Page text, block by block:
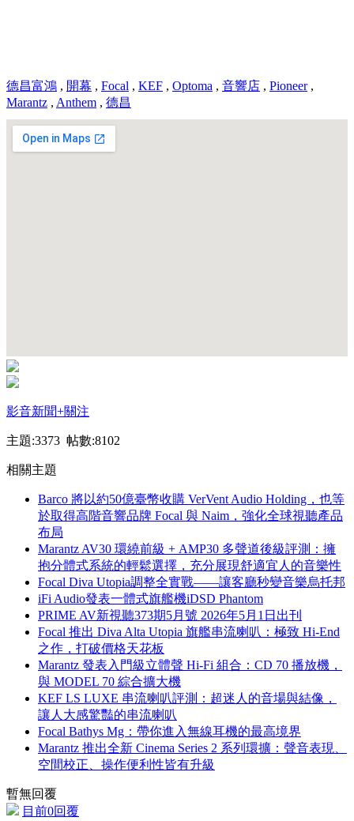
德昌富鴻 , 開幕 , Focal , KEF , Optoma , 音響店 , Pioneer,
Marantz , Anthem , 德昌
影音新聞+關注
主題:3373 帖數:8102
相關主題
Barco 將以約50億臺幣收購 VerVent Audio Holding，也等
於取得高階音響品牌 Focal 與 Naim，強化全球視聽產品
布局
Marantz AV30 環繞前級 + AMP30 多聲道後級評測：擁
抱分體式系統的輕鬆選擇，充分展現舒適宜人的音樂性
Focal Diva Utopia調整全實戰——讓客廳秒變音樂烏托邦
iFi Audio發表一體式旗艦機iDSD Phantom
PRIME AV新視聽373期5月號 2026年5月1日出刊
Focal 推出 Diva Alta Utopia 旗艦串流喇叭：極致 Hi-End
之作，打破價格天花板
Marantz 發表入門級立體聲 Hi-Fi 組合：CD 70 播放機，
與 MODEL 70 綜合擴大機
KEF LS LUXE 串流喇叭評測：超迷人的音場與結像，
讓人大感驚豔的串流喇叭
Focal Bathys Mg：帶你進入無線耳機的最高境界
Marantz 推出全新 Cinema Series 2 系列環擴：聲音表現、
空間校正、操作便利性皆有升級
暫無回覆
目前0回覆